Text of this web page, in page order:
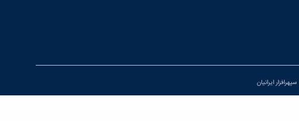
سپهرافزار ایرانیان